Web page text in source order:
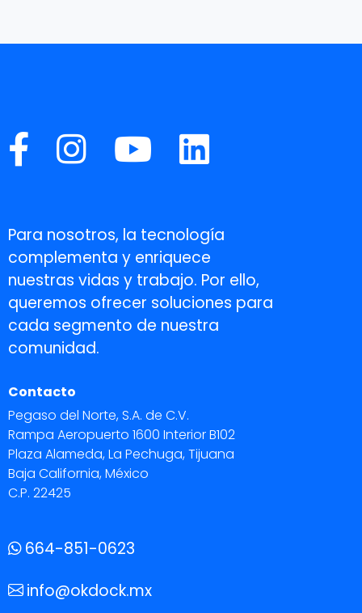
Para nosotros, la tecnología
complementa y enriquece
nuestras vidas y trabajo. Por ello,
queremos ofrecer soluciones para
cada segmento de nuestra
comunidad.
Contacto
Pegaso del Norte, S.A. de C.V.
Rampa Aeropuerto 1600 Interior B102
Plaza Alameda, La Pechuga, Tijuana
Baja California, México
C.P. 22425
664-851-0623
info@okdock.mx